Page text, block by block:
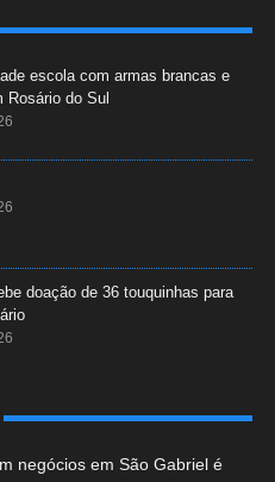
escola com armas brancas e
Rosário do Sul
doação de 36 touquinhas para
negócios em São Gabriel é